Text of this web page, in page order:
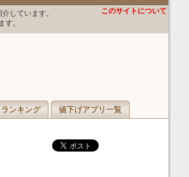
しています。
す。
このサイトについて
ンキング
値下げアプリ一覧